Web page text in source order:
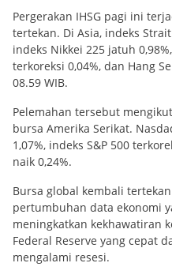
Pergerakan IHSG pagi ini
tertekan. Di Asia, indeks
indeks Nikkei 225 jatuh
terkoreksi 0,04%, dan Hang
08.59 WIB.
Pelemahan tersebut
bursa Amerika Serikat.
1,07%, indeks S&P 500
naik 0,24%.
Bursa global kembali
pertumbuhan data ekonomi
meningkatkan kekhawatiran
Federal Reserve yang cepat
mengalami resesi.